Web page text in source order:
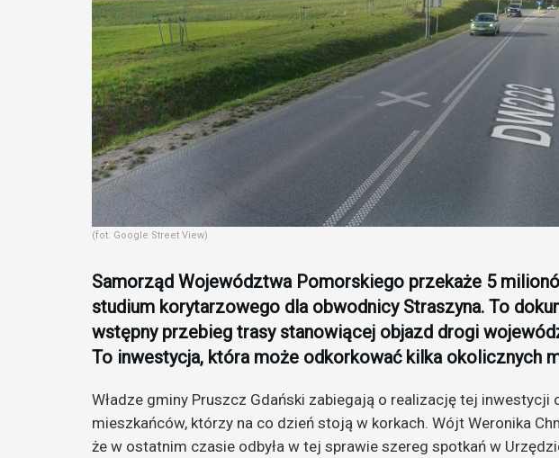
(fot. Google Street View)
Samorząd Województwa Pomorskiego przekaże 5
studium korytarzowego dla obwodnicy Straszyna. To
wstępny przebieg trasy stanowiącej objazd drogi
To inwestycja, która może odkorkować kilka okolicznych
Władze gminy Pruszcz Gdański zabiegają o realizację tej inwestycji
mieszkańców, którzy na co dzień stoją w korkach. Wójt Weronika
że w ostatnim czasie odbyła w tej sprawie szereg spotkań w